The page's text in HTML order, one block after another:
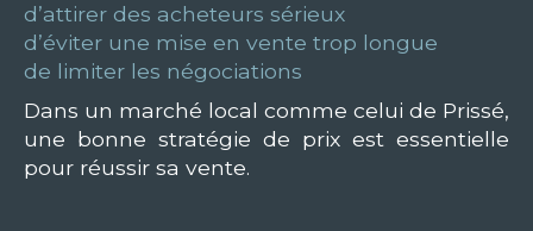
d’attirer des acheteurs sérieux
d’éviter une mise en vente trop longue
de limiter les négociations
Dans un marché local comme celui de Prissé,
une bonne stratégie de prix est essentielle
pour réussir sa vente.